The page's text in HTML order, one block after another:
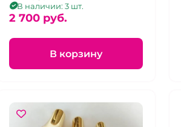
В наличии: 3 шт.
2 700 pуб.
В корзину